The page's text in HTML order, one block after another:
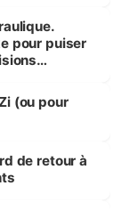
pour puiser
(ou pour
de retour à